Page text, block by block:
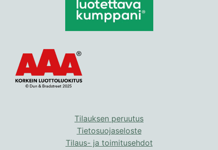
Tilauksen peruutus
Tietosuojaseloste
Tilaus- ja toimitusehdot